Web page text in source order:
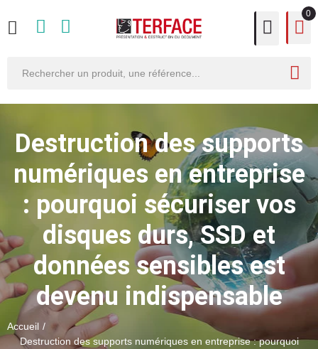
0
Destruction des supports
numériques en entreprise
: pourquoi sécuriser vos
disques durs, SSD et
données sensibles est
devenu indispensable
Accueil
Destruction des supports numériques en entreprise : pourquoi